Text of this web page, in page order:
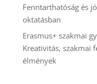
Fenntarthatóság és
oktatásban
Erasmus+ szakmai
Kreativitás, szakmai
élmények